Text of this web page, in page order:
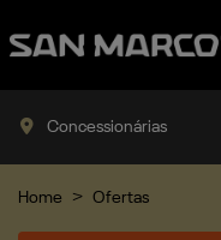
Concessionárias
Home Ofertas